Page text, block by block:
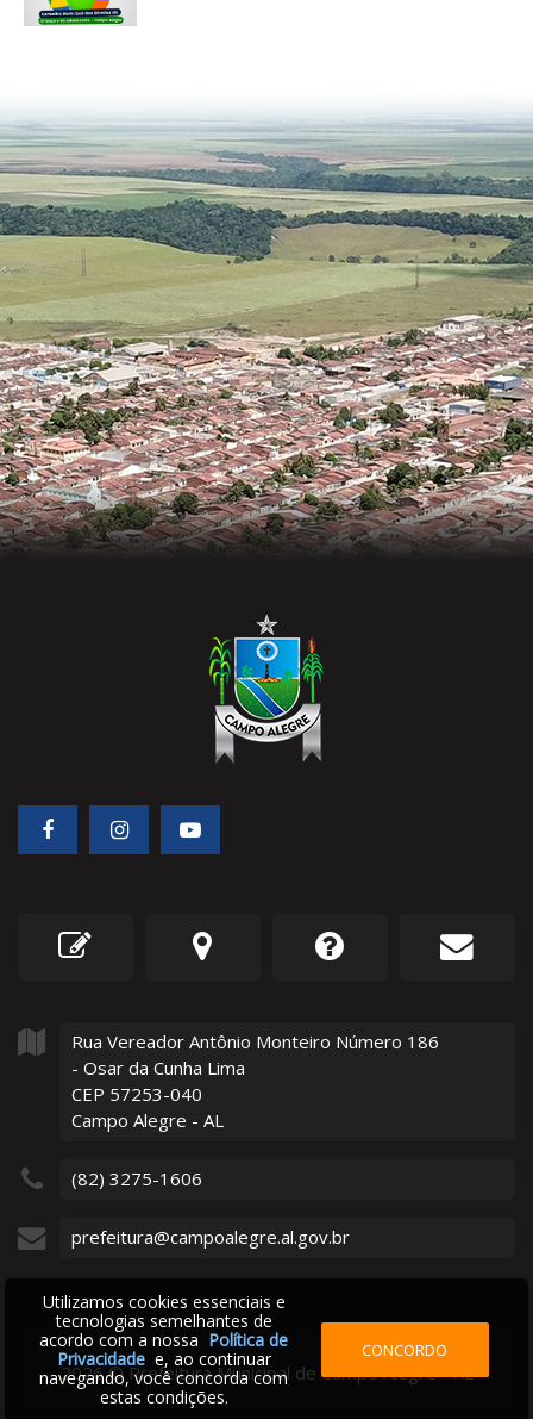
Rua Vereador Antônio Monteiro Número 186
- Osar da Cunha Lima
CEP 57253-040
Campo Alegre - AL
(82) 3275-1606
prefeitura@campoalegre.al.gov.br
2026 ©Prefeitura Municipal de Campo Alegre - AL
Utilizamos cookies essenciais e
tecnologias semelhantes de
acordo com a nossa Política de
Privacidadee, ao continuar
navegando, você concorda com
estas condições.
CONCORDO